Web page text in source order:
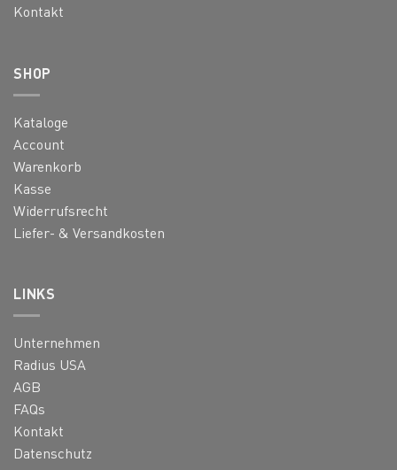
Kontakt
SHOP
Kataloge
Account
Warenkorb
Kasse
Widerrufsrecht
Liefer- & Versandkosten
LINKS
Unternehmen
Radius USA
AGB
FAQs
Kontakt
Datenschutz